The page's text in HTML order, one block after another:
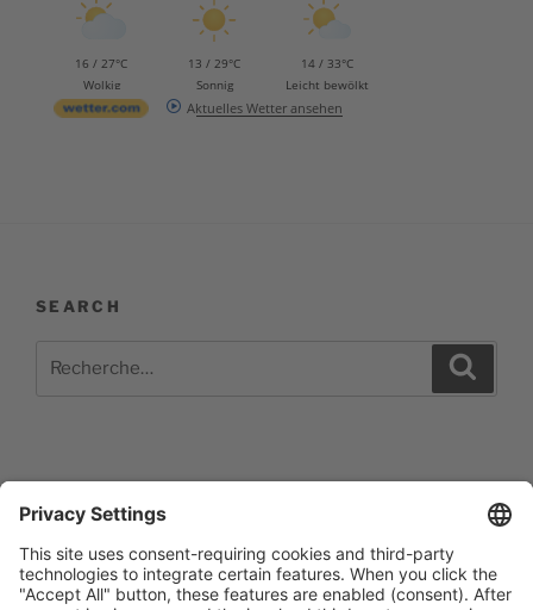
16 / 27°C
Wolkig
13 / 29°C
Sonnig
14 / 33°C
Leicht bewölkt
Aktuelles Wetter ansehen
SEARCH
Impressum
Barrierefreiheitserklärung